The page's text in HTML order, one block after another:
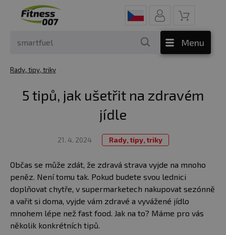
Menu
Rady, tipy, triky
5 tipů, jak ušetřit na zdravém
jídle
21. 4. 2024 Rady, tipy, triky
Občas se může zdát, že zdravá strava vyjde na mnoho
peněz. Není tomu tak. Pokud budete svou lednici
doplňovat chytře, v supermarketech nakupovat sezónně
a vařit si doma, vyjde vám zdravé a vyvážené jídlo
mnohem lépe než fast food. Jak na to? Máme pro vás
několik konkrétních tipů.